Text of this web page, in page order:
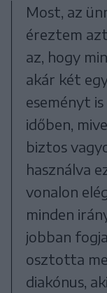
Most, az
éreztem
az, hogy
akár két
eseményt
időben,
biztos
használva
vonalon
minden
jobban
osztotta
diakónus,